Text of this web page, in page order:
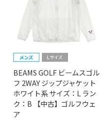
BEAMS GOLF ビームスゴル
フ 2WAY ジップジャケット
ホワイト系 サイズ：L ラン
ク：B 【中古】ゴルフウェ
ア